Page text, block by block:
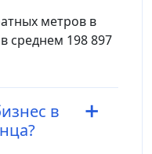
метров в
среднем 198 897
в